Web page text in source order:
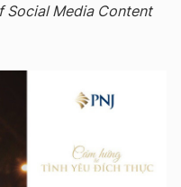
Social Media Content